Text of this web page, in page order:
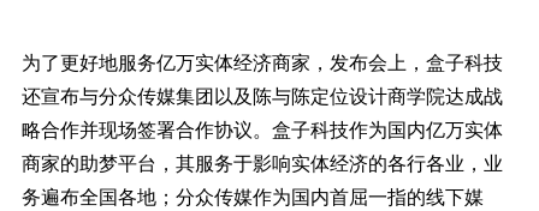
为了更好地服务亿万实体经济商家，发布会上，盒子科技
还宣布与分众传媒集团以及陈与陈定位设计商学院达成战
略合作并现场签署合作协议。盒子科技作为国内亿万实体
商家的助梦平台，其服务于影响实体经济的各行各业，业
务遍布全国各地；分众传媒作为国内首屈一指的线下媒